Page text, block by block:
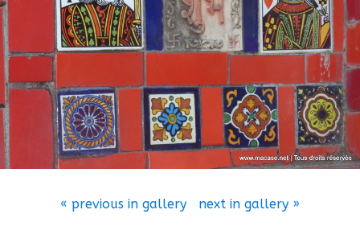
« previous in gallery next in gallery »